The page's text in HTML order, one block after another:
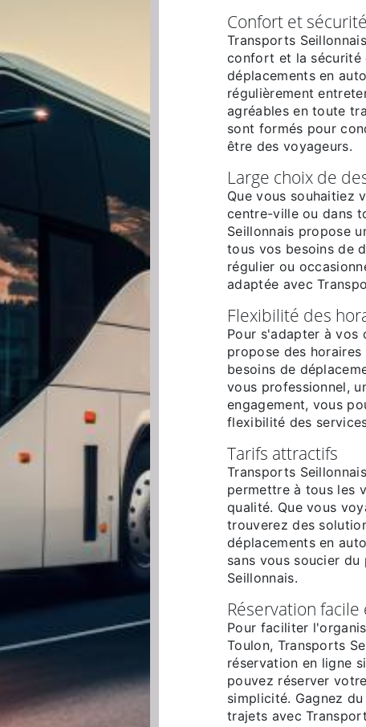
Confort et sécurité
Transports
confort et la sécurité
déplacements en
régulièrement
agréables en toute
sont formés pour
être des voyageurs.
Large choix de
Que vous souhaitiez
centre-ville ou dans
Seillonnais propose
tous vos besoins de
régulier ou
adaptée avec
Flexibilité des
Pour s'adapter à vos
propose des
besoins de
vous professionnel,
engagement, vous
flexibilité des
Tarifs attractifs
Transports
permettre à tous les
qualité. Que vous
trouverez des
déplacements en
sans vous soucier
Seillonnais.
Réservation facile
Pour faciliter
Toulon, Transports
réservation en ligne
pouvez réserver
simplicité. Gagnez
trajets avec